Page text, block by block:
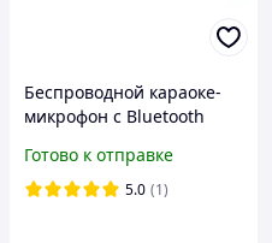
Беспроводной караоке-
микрофон с Bluetooth
Готово к отправке
5.0 (1)